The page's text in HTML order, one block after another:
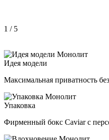
1 / 5
Идея модели
Максимальная приватность
Упаковка
Фирменный бокс Caviar с